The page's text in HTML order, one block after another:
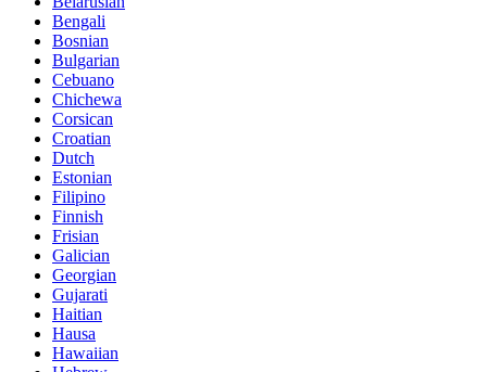
Bengali
Bosnian
Bulgarian
Cebuano
Chichewa
Corsican
Croatian
Dutch
Estonian
Filipino
Finnish
Frisian
Galician
Georgian
Gujarati
Haitian
Hausa
Hawaiian